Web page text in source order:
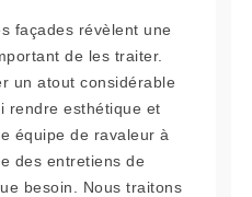
façades révèlent une
de les traiter.
un atout considérable
rendre esthétique et
équipe de ravaleur à
des entretiens de
besoin. Nous traitons